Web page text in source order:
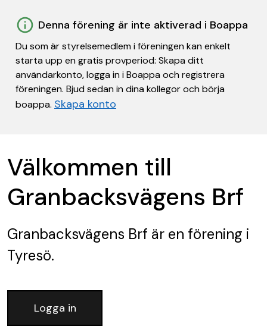
Denna förening är inte aktiverad i Boappa
Du som är styrelsemedlem i föreningen kan enkelt
starta upp en gratis provperiod: Skapa ditt
användarkonto, logga in i Boappa och registrera
föreningen. Bjud sedan in dina kollegor och börja
boappa. Skapa konto
Välkommen till
Granbacksvägens Brf
Granbacksvägens Brf är en förening i
Tyresö.
Logga in